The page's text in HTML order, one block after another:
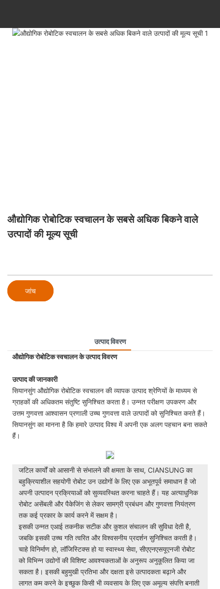
औद्योगिक रोबोटिक स्वचालन के सबसे अधिक बिकने वाले
उत्पादों की मूल्य सूची
जांच
उत्पाद विवरण
औद्योगिक रोबोटिक स्वचालन के उत्पाद विवरण
उत्पाद की जानकारी
सियानसुंग औद्योगिक रोबोटिक स्वचालन की व्यापक उत्पाद श्रेणियों के माध्यम से
ग्राहकों की अधिकतम संतुष्टि सुनिश्चित करता है। उन्नत परीक्षण उपकरण और
उत्तम गुणवत्ता आश्वासन प्रणाली उच्च गुणवत्ता वाले उत्पादों को सुनिश्चित करते हैं।
सियानसुंग का मानना ​​है कि हमारे उत्पाद विश्व में अपनी एक अलग पहचान बना सकते
हैं।
जटिल कार्यों को आसानी से संभालने की क्षमता के साथ, CIANSUNG का
बहुक्रियाशील सहयोगी रोबोट उन उद्योगों के लिए एक अभूतपूर्व समाधान है जो
अपनी उत्पादन प्रक्रियाओं को सुव्यवस्थित करना चाहते हैं। यह अत्याधुनिक
रोबोट असेंबली और पैकेजिंग से लेकर सामग्री प्रबंधन और गुणवत्ता नियंत्रण
तक कई प्रकार के कार्य करने में सक्षम है।
इसकी उन्नत एआई तकनीक सटीक और कुशल संचालन की सुविधा देती है,
जबकि इसकी उच्च गति त्वरित और विश्वसनीय प्रदर्शन सुनिश्चित करती है।
चाहे विनिर्माण हो, लॉजिस्टिक्स हो या स्वास्थ्य सेवा, सीएएनएसयूएनजी रोबोट
को विभिन्न उद्योगों की विशिष्ट आवश्यकताओं के अनुरूप अनुकूलित किया जा
सकता है। इसकी बहुमुखी प्रतिभा और दक्षता इसे उत्पादकता बढ़ाने और
लागत कम करने के इच्छुक किसी भी व्यवसाय के लिए एक अमूल्य संपत्ति बनाती